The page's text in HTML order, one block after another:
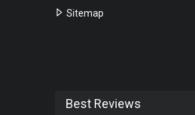
Sitemap
Best Reviews